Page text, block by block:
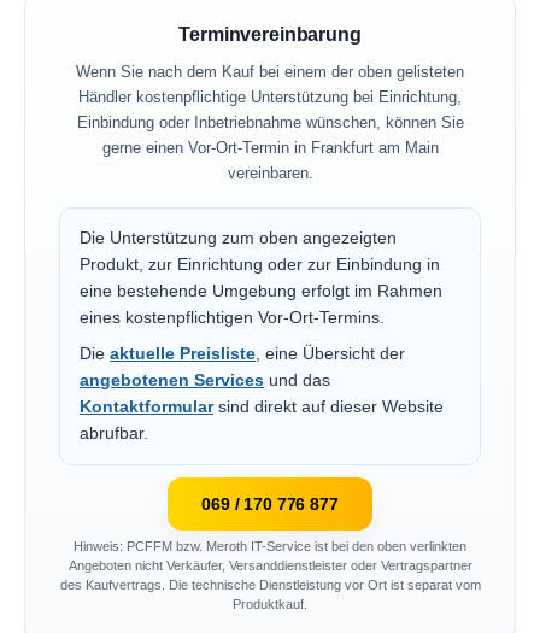
Terminvereinbarung
Wenn Sie nach dem Kauf bei einem der oben gelisteten
Händler kostenpflichtige Unterstützung bei Einrichtung,
Einbindung oder Inbetriebnahme wünschen, können Sie
gerne einen Vor-Ort-Termin in Frankfurt am Main
vereinbaren.
Die Unterstützung zum oben angezeigten
Produkt, zur Einrichtung oder zur Einbindung in
eine bestehende Umgebung erfolgt im Rahmen
eines kostenpflichtigen Vor-Ort-Termins.
Die aktuelle Preisliste, eine Übersicht der
angebotenen Services und das
Kontaktformularsind direkt auf dieser Website
abrufbar.
069 / 170 776 877
Hinweis: PCFFM bzw. Meroth IT-Service ist bei den oben verlinkten
Angeboten nicht Verkäufer, Versanddienstleister oder Vertragspartner
des Kaufvertrags. Die technische Dienstleistung vor Ort ist separat vom
Produktkauf.